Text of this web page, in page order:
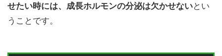
せたい時には、成長ホルモンの分泌は欠かせないとい
うことです。